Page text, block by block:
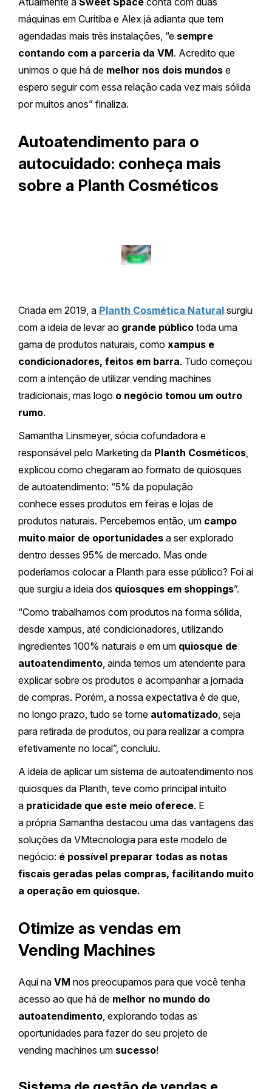
máquinas em Curitiba e Alex já adianta que tem
agendadas mais três instalações, “e sempre
contando com a parceria da VM. Acredito que
unimos o que há de melhor nos dois mundos e
espero seguir com essa relação cada vez mais sólida
por muitos anos” finaliza.
Autoatendimento para o
autocuidado: conheça mais
sobre a Planth Cosméticos
Criada em 2019, a Planth Cosmética Natural surgiu
com a ideia de levar ao grande público toda uma
gama de produtos naturais, como xampus e
condicionadores, feitos em barra. Tudo começou
com a intenção de utilizar vending machines
tradicionais, mas logo o negócio tomou um outro
rumo.
Samantha Linsmeyer, sócia cofundadora e
responsável pelo Marketing da Planth Cosméticos,
explicou como chegaram ao formato de quiosques
de autoatendimento: “5% da população
conhece esses produtos em feiras e lojas de
produtos naturais. Percebemos então, um campo
muito maior de oportunidades a ser explorado
dentro desses 95% de mercado. Mas onde
poderíamos colocar a Planth para esse público? Foi aí
que surgiu a ideia dos quiosques em shoppings”.
“Como trabalhamos com produtos na forma sólida,
desde xampus, até condicionadores, utilizando
ingredientes 100% naturais e em um quiosque de
autoatendimento, ainda temos um atendente para
explicar sobre os produtos e acompanhar a jornada
de compras. Porém, a nossa expectativa é de que,
no longo prazo, tudo se torne automatizado, seja
para retirada de produtos, ou para realizar a compra
efetivamente no local”, concluiu.
A ideia de aplicar um sistema de autoatendimento nos
quiosques da Planth, teve como principal intuito
a praticidade que este meio oferece. E
a própria Samantha destacou uma das vantagens das
soluções da VMtecnologia para este modelo de
negócio: é possível preparar todas as notas
fiscais geradas pelas compras, facilitando muito
a operação em quiosque.
Otimize as vendas em
Vending Machines
Aqui na VM nos preocupamos para que você tenha
acesso ao que há de melhor no mundo do
autoatendimento, explorando todas as
oportunidades para fazer do seu projeto de
vending machines um sucesso!